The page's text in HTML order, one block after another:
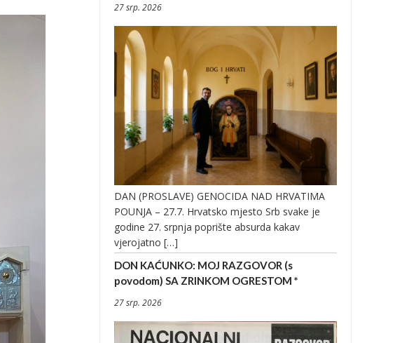
27 srp. 2026
DAN (PROSLAVE) GENOCIDA NAD HRVATIMA
POUNJA – 27.7. Hrvatsko mjesto Srb svake je
godine 27. srpnja poprište absurda kakav
vjerojatno […]
DON KAĆUNKO: MOJ RAZGOVOR (s
povodom) SA ZRINKOM OGRESTOM *
27 srp. 2026